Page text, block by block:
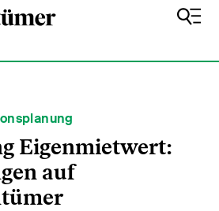
Eigenmietwert:
auf